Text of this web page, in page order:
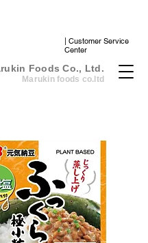
| Customer Service
Center
Foods Co., Ltd.
Marukin foods co.ltd